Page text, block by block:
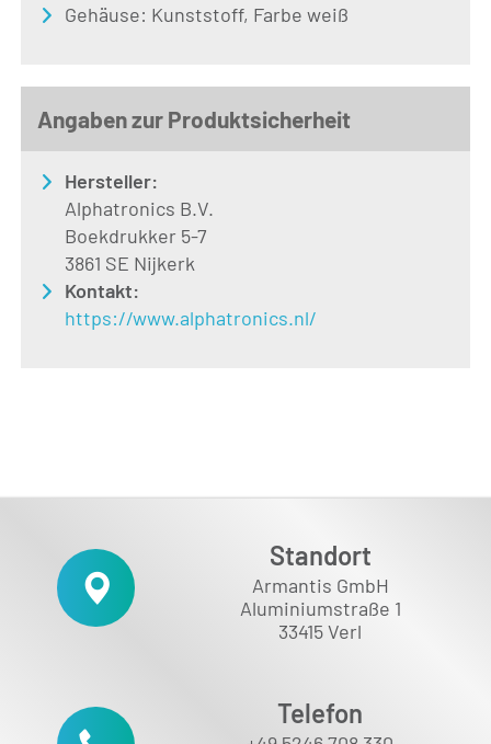
Gehäuse: Kunststoff, Farbe weiß
Angaben zur Produktsicherheit
Hersteller:
Alphatronics B.V.
Boekdrukker 5-7
3861 SE Nijkerk
Kontakt:
https://www.alphatronics.nl/
Standort
Armantis GmbH
Aluminiumstraße 1
33415 Verl
Telefon